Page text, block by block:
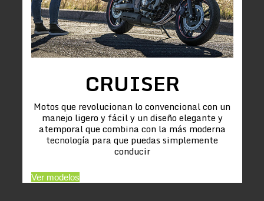
CRUISER
Motos que revolucionan lo convencional con un
manejo ligero y fácil y un diseño elegante y
atemporal que combina con la más moderna
tecnología para que puedas simplemente
conducir
Ver modelos